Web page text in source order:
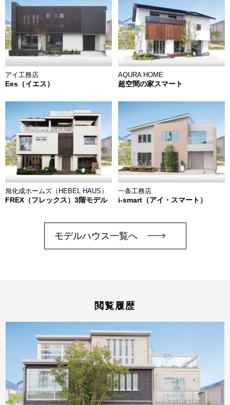
アイ工務店
Ees（イエス）
AQURA HOME
超空間の家スマート
旭化成ホームズ（HEBEL HAUS）
FREX（フレックス）3階モデル
一条工務店
i-smart（アイ・スマート）
モデルハウス一覧へ
閲覧履歴